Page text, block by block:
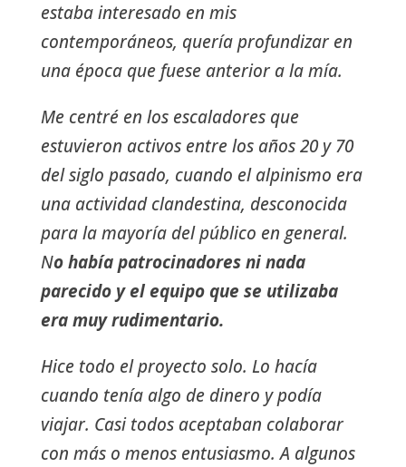
estaba interesado en mis
contemporáneos, quería profundizar en
una época que fuese anterior a la mía.
Me centré en los escaladores que
estuvieron activos entre los años 20 y 70
del siglo pasado, cuando el alpinismo era
una actividad clandestina, desconocida
para la mayoría del público en general.
No había patrocinadores ni nada
parecido y el equipo que se utilizaba
era muy rudimentario.
Hice todo el proyecto solo. Lo hacía
cuando tenía algo de dinero y podía
viajar. Casi todos aceptaban colaborar
con más o menos entusiasmo. A algunos